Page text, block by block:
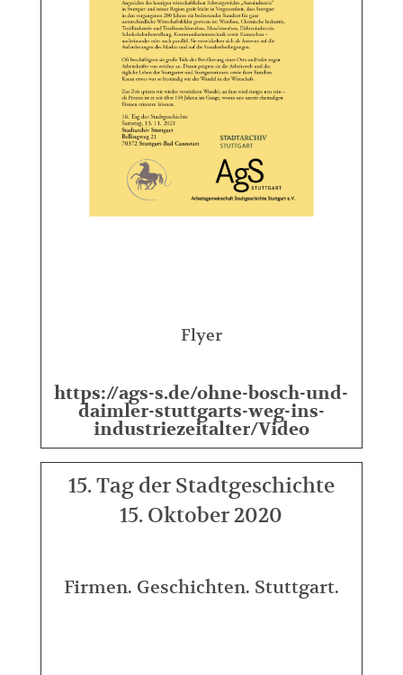
Flyer
https://ags-s.de/ohne-bosch-und-
daimler-stuttgarts-weg-ins-
industriezeitalter/Video
15. Tag der Stadtgeschichte
15. Oktober 2020
Firmen. Geschichten. Stuttgart.